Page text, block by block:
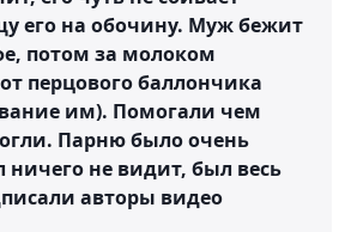
его на обочину. Муж бежит
потом за молоком
перцового баллончика
им). Помогали чем
Парню было очень
ничего не видит, был весь
авторы видео